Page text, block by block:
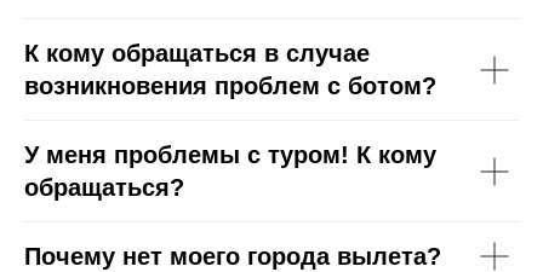
К кому обращаться в случае
возникновения проблем с ботом?
У меня проблемы с туром! К кому
обращаться?
Почему нет моего города вылета?